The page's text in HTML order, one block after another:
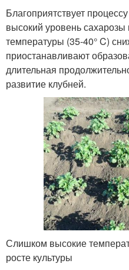
Благоприятствует
высокий уровень
температуры (35-40° C)
приостанавливают
длительная
развитие клубней.
Слишком высокие
росте культуры